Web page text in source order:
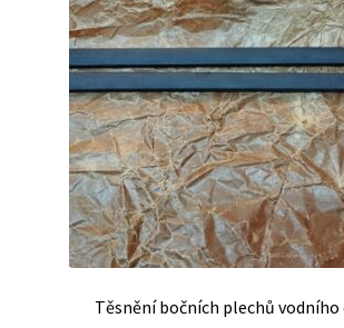
Těsnění bočních plechů vodního